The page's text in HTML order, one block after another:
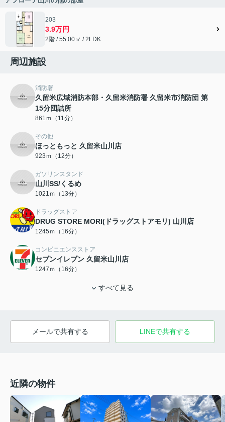
203
3.9万円
2階 / 55.00㎡ / 2LDK
周辺施設
消防署
久留米広域消防本部・久留米消防署 久留米市消防団 第
15分団詰所
861ｍ（11分）
その他
ほっともっと 久留米山川店
923ｍ（12分）
ガソリンスタンド
山川SS/くるめ
1021ｍ（13分）
ドラッグストア
DRUG STORE MORI(ドラッグストアモリ) 山川店
1245ｍ（16分）
コンビニエンスストア
セブンイレブン 久留米山川店
1247ｍ（16分）
すべて見る
メールで共有する LINEで共有する
近隣の物件